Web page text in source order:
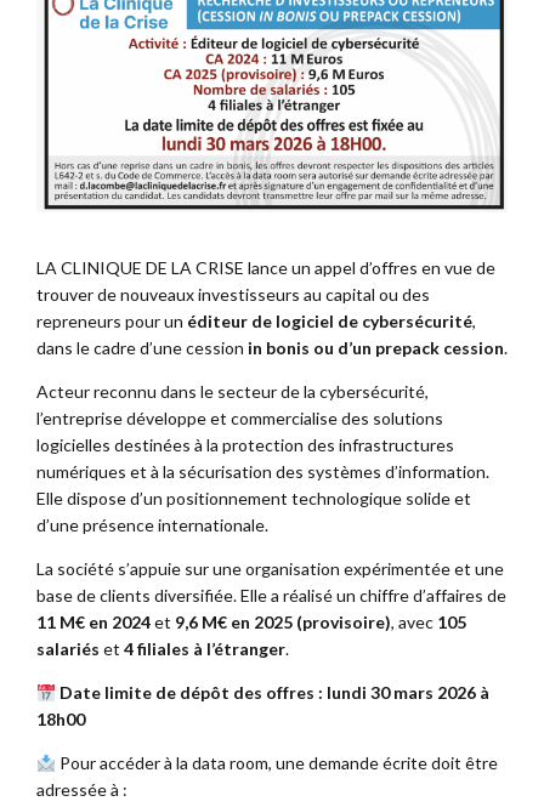
LA CLINIQUE DE LA CRISE lance un appel d’offres en vue de
trouver de nouveaux investisseurs au capital ou des
repreneurs pour un éditeur de logiciel de cybersécurité,
dans le cadre d’une cession in bonis ou d’un prepack cession.
Acteur reconnu dans le secteur de la cybersécurité,
l’entreprise développe et commercialise des solutions
logicielles destinées à la protection des infrastructures
numériques et à la sécurisation des systèmes d’information.
Elle dispose d’un positionnement technologique solide et
d’une présence internationale.
La société s’appuie sur une organisation expérimentée et une
base de clients diversifiée. Elle a réalisé un chiffre d’affaires de
11 M€ en 2024et 9,6 M€ en 2025 (provisoire), avec 105
salariés et 4 filiales à l’étranger.
Date limite de dépôt des offres : lundi 30 mars 2026 à
18h00
Pour accéder à la data room, une demande écrite doit être
adressée à :